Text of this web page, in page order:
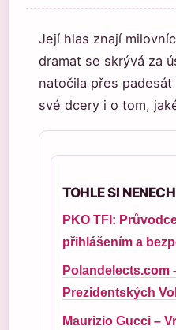
Její hlas znají
dramat se skrývá za
natočila přes
své dcery i o tom,
TOHLE SI
PKO TFI:
přihlášením a
Polandelects.com
Prezidentských
Maurizio Gucci –